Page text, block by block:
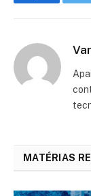
MATÉRIAS